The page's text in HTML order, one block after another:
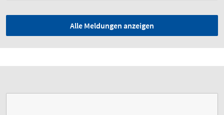
Alle Meldungen anzeigen